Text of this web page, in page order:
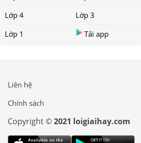
Lớp 4
Lớp 3
Lớp 1
Tải app
Liên hệ
Chính sách
Copyright ©2021 loigiaihay.com